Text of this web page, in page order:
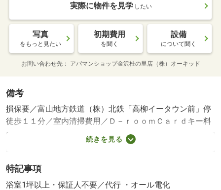
実際に物件を見学 したい
写真
をもっと見たい
初期費用
を聞く
設備
について聞く
お問い合わせ先 アパマンショップ金沢杜の里店（株）オーキッド
備考
損保要／富山地方鉄道（株）北鉄「高柳イータウン前」停
徒歩１１分／室内清掃費用／Ｄ－ｒｏｏｍＣａｒｄキー料
金／ＩＣロック電池（初回）等／保証会社利用必：機関保
証加入必須。初回保証料３５０００円、月額保証料賃料等
費用 退去費用実費精算※故意・過失等別途実費］ルーム
クリーニング料金にエアコンクリーニング費用を含みま
続きを見る
特記事項
浴室1坪以上・保証人不要／代行 ・オール電化